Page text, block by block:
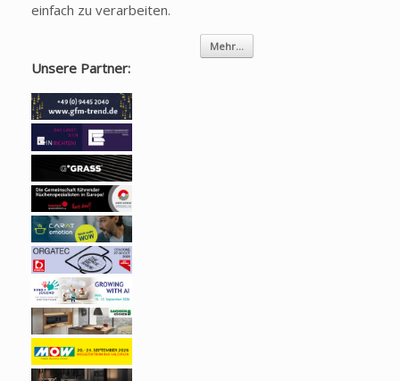
einfach zu verarbeiten.
Mehr...
Unsere Partner: